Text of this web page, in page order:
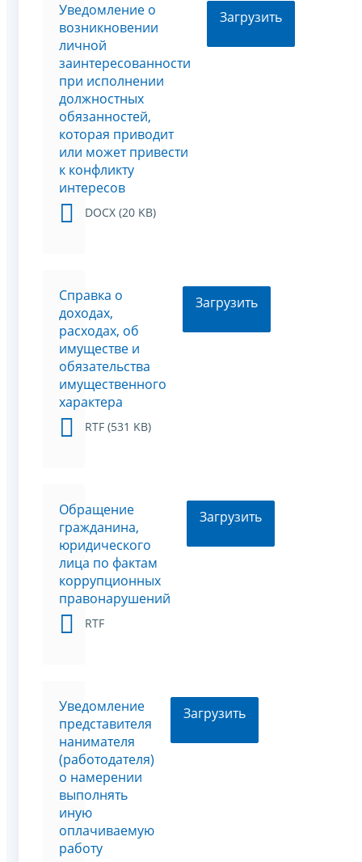
Уведомление о
возникновении
личной
заинтересованности
при исполнении
должностных
обязанностей,
которая приводит
или может привести
к конфликту
интересов
DOCX (20 KB)
Загрузить
Справка о
доходах,
расходах, об
имуществе и
обязательства
имущественного
характера
RTF (531 KB)
Загрузить
Обращение
гражданина,
юридического
лица по фактам
коррупционных
правонарушений
RTF
Загрузить
Уведомление
представителя
нанимателя
(работодателя)
о намерении
выполнять
иную
оплачиваемую
работу
Загрузить